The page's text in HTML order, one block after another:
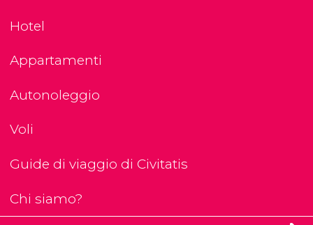
Hotel
Appartamenti
Autonoleggio
Voli
Guide di viaggio di Civitatis
Chi siamo?